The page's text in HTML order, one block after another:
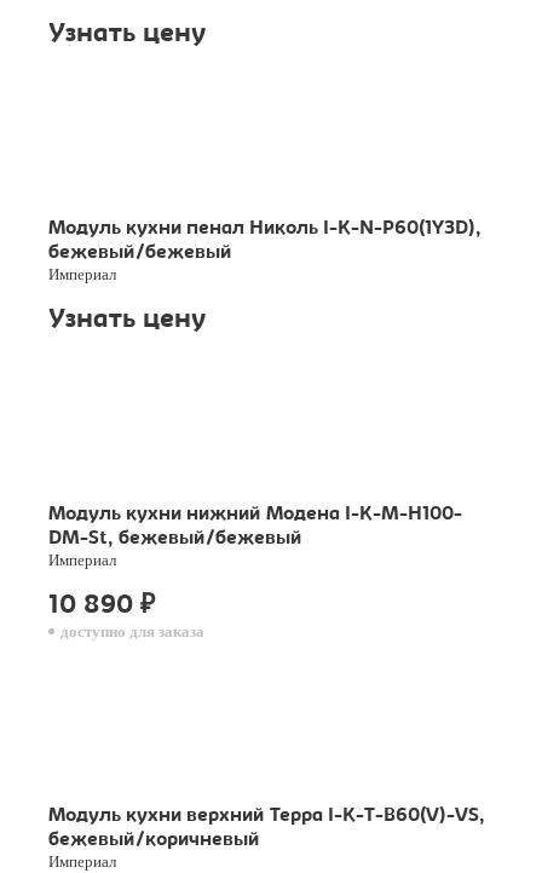
Узнать цену
Модуль кухни пенал Николь I-K-N-P60(1Y3D),
бежевый/бежевый
Империал
Узнать цену
Модуль кухни нижний Модена I-K-M-H100-
DM-St, бежевый/бежевый
Империал
10 890 ₽
доступно для заказа
Модуль кухни верхний Терра I-K-T-B60(V)-VS,
бежевый/коричневый
Империал